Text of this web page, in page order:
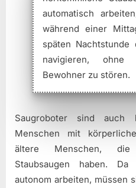
automatisch
während einer
späten
navigieren,
Bewohner zu stören.
Saugroboter sind auch
Menschen mit
ältere Menschen, die
Staubsaugen haben. Da
autonom arbeiten, müssen